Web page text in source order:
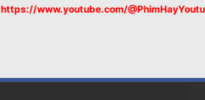
https://www.youtube.com/